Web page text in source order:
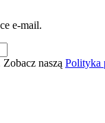
e-mail.
naszą Polityka